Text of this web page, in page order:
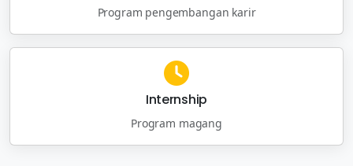
Program pengembangan karir
Internship
Program magang